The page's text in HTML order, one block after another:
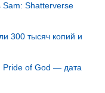
Sam: Shatterverse
300 тысяч копий и
Pride of God — дата